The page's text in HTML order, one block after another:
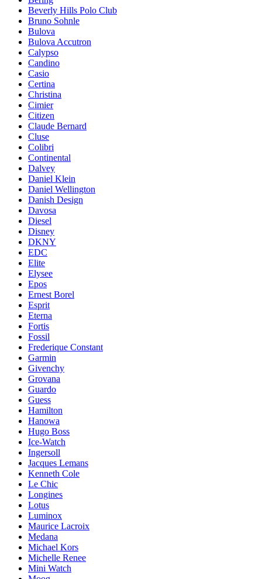
Beverly Hills Polo Club
Bruno Sohnle
Bulova
Bulova Accutron
Calypso
Candino
Casio
Certina
Christina
Cimier
Citizen
Claude Bernard
Cluse
Colibri
Continental
Dalvey
Daniel Klein
Daniel Wellington
Danish Design
Davosa
Diesel
Disney
DKNY
EDC
Elite
Elysee
Epos
Ernest Borel
Esprit
Eterna
Fortis
Fossil
Frederique Constant
Garmin
Givenchy
Grovana
Guardo
Guess
Hamilton
Hanowa
Hugo Boss
Ice-Watch
Ingersoll
Jacques Lemans
Kenneth Cole
Le Chic
Longines
Lotus
Luminox
Maurice Lacroix
Medana
Michael Kors
Michelle Renee
Mini Watch